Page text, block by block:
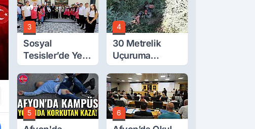
Netleşti!
3
Sosyal
Tesisler’de Yeni
Tarife Belli Oldu
4
30 Metrelik
Uçuruma
Yuvarlanan
Traktörden Sağ
Çıktılar
5 6